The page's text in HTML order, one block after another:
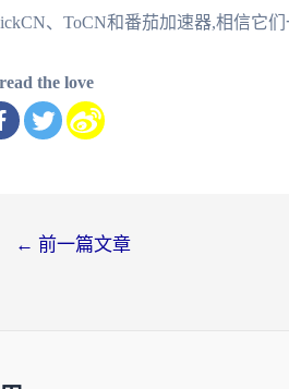
、ToCN和番茄加速器,相信它
the love
← 前一篇文章